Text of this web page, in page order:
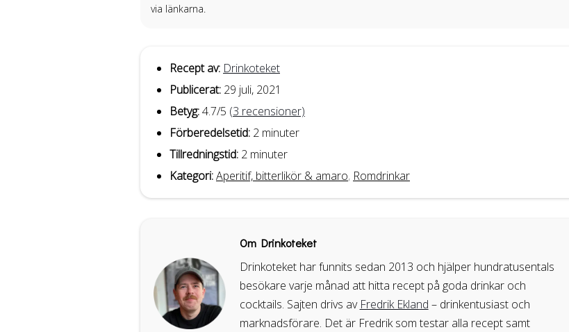
via länkarna.
Recept av: Drinkoteket
Publicerat: 29 juli, 2021
Betyg:4.7/5 (3 recensioner)
Förberedelsetid: 2 minuter
Tillredningstid: 2 minuter
Kategori:Aperitif, bitterlikör & amaro, Romdrinkar
Om Drinkoteket
Drinkoteket har funnits sedan 2013 och hjälper hundratusentals
besökare varje månad att hitta recept på goda drinkar och
cocktails. Sajten drivs av Fredrik Ekland – drinkentusiast och
marknadsförare. Det är Fredrik som testar alla recept samt